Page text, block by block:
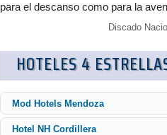
para el descanso como para la
Discado
HOTELES 4
Mod Hotels Mendoza
Hotel NH Cordillera